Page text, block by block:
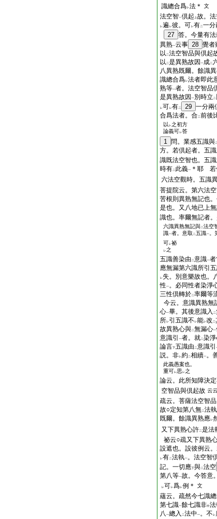
識總合爲レ法＊ 文
法空智一倶起 上故。
レ遍 レ彼。可レ有二一分
27 答。今量有
異熟一云事 28 覺者
以 二法空智品與倶起
以 二是異熟故因 一成二
八異熟既爾。餘識
識總合爲レ法者即此
熟等一者。法空智品
是異熟故因 一別時立 二
レ可レ有二 29 一分兩
合爲法者。合二前後
以 レ之初方
論義可レ答
1 問。業感五識與
方。若倶起者。五
識既法空智也。五
時有二 此義一
＊耶 若
六法空觀時。五識
菩提院云。第六法
苦根則異熟無記也
是也。又八地已上
識也。率爾無記者
六識異熟無記與二法空
識一者。意取 二五識一 。
可レ祕
レ之
五識善染由 二意識一
應無漏第六識所引
レ失。別意樂故也。
性一。必同性者染淨
三性倶轉於二率爾等
今云。意識異熟無
心一畢。其後意識入 二
所レ引五識不 レ能レ改 二
故異熟心與二無漏心一
意識引
一者。就二染
論言下五識由 二意識引
説。非レ約 二相續一。
此義愚案也。
重可レ思 レ之
論云。此所知障決
空智品與倶起故 云
疏云。菩薩法空智
故○定知第八無二法
既爾。餘識異熟應レ
又下異熟心許二是法
祕云○疏又下異熟
設遮也。設彼例云
レ有二法執一。法空智
記。一切應下與二法空
第八等一故。今答意
レ可レ爲レ例＊ 文
蘊云。疏然今七識
第七識一餘七識非中
八一總入 二法中一。不 レ